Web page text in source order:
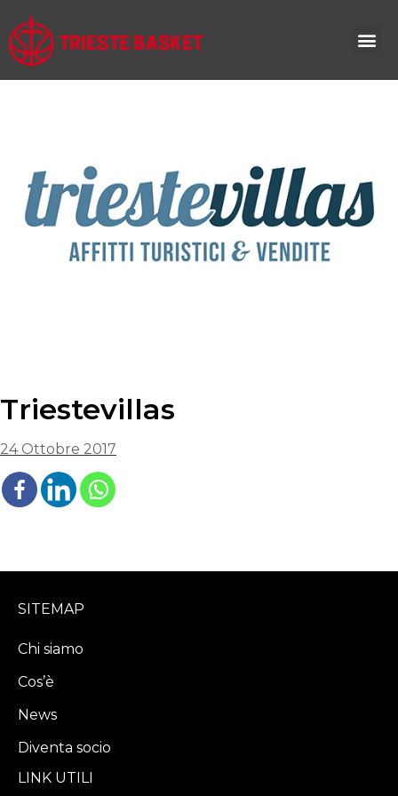
Triestevillas
24 Ottobre 2017
SITEMAP
Chi siamo
Cos’è
News
Diventa socio
LINK UTILI